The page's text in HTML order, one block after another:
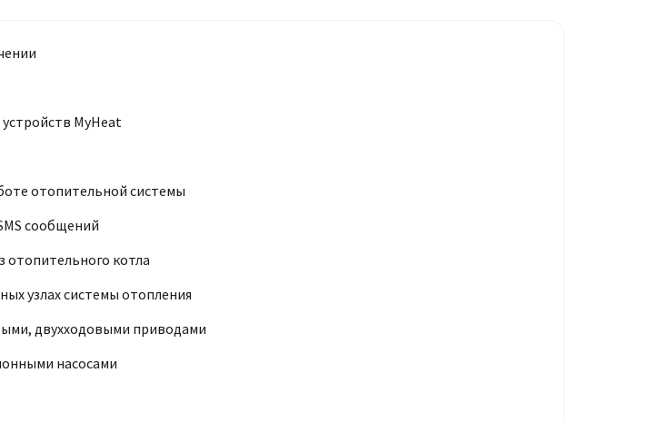
MyHeat
отопительной системы
сообщений
отопительного котла
узлах системы отопления
двухходовыми приводами
насосами